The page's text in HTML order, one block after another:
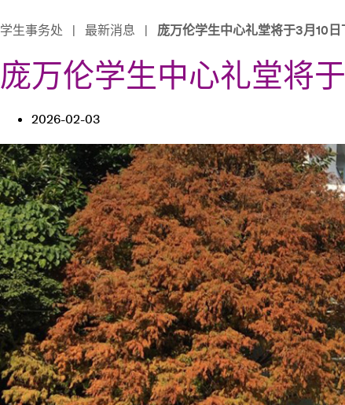
学生事务处 | 最新消息 | 庞万伦学生中心礼堂将于3月10
庞万伦学生中心礼堂将
2026-02-03